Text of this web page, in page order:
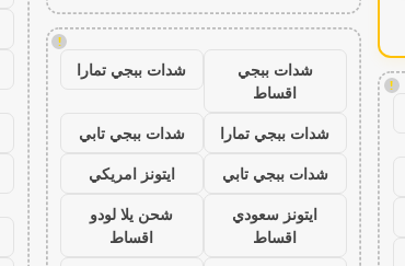
!
!
شدات ببجي
اقساط
شدات ببجي تمارا
شدات ببجي تمارا
شدات ببجي تابي
شدات ببجي تابي
ايتونز امريكي
ايتونز سعودي
اقساط
شحن يلا لودو
اقساط